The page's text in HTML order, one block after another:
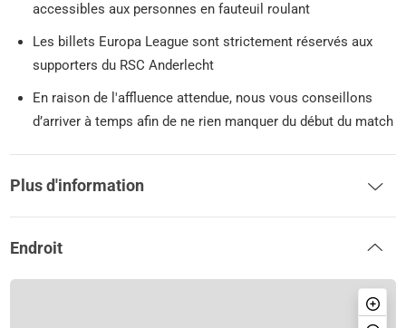
accessibles aux personnes en fauteuil roulant
Les billets Europa League sont strictement réservés aux
supporters du RSC Anderlecht
En raison de l'affluence attendue, nous vous conseillons
d’arriver à temps afin de ne rien manquer du début du match
Plus d'information
Endroit